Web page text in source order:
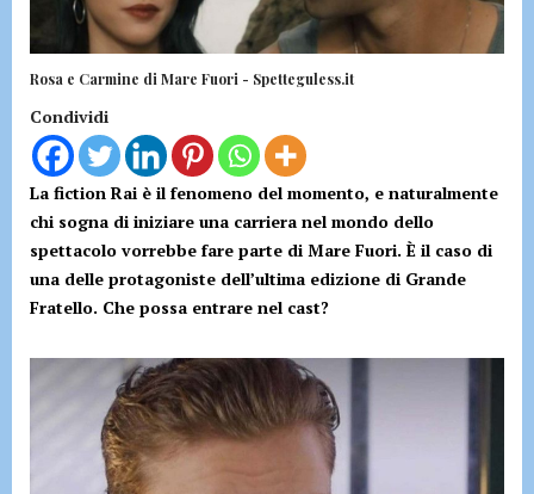
Rosa e Carmine di Mare Fuori - Spetteguless.it
Condividi
La fiction Rai è il fenomeno del momento, e naturalmente
chi sogna di iniziare una carriera nel mondo dello
spettacolo vorrebbe fare parte di Mare Fuori. È il caso di
una delle protagoniste dell’ultima edizione di Grande
Fratello. Che possa entrare nel cast?